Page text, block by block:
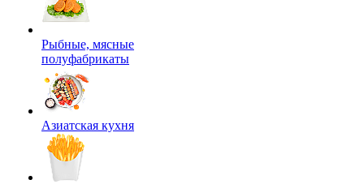
Рыбные, мясные
полуфабрикаты
Азиатская кухня